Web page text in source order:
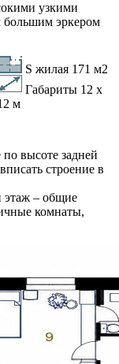
узкими
эркером
S жилая 171 м2
Габариты 12 х
м
высоте задней
строение в
этаж – общие
комнаты,